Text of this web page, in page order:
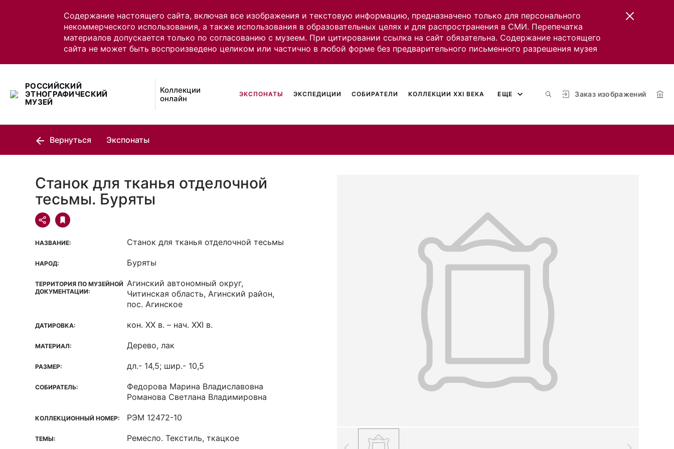
Содержание настоящего сайта, включая все изображения и текстовую информацию, предназначено только для персонального
некоммерческого использования, а также использования в образовательных целях и для распространения в СМИ. Перепечатка
материалов допускается только по согласованию с музеем. При цитировании ссылка на сайт обязательна. Содержание настоящего
сайта не может быть воспроизведено целиком или частично в любой форме без предварительного письменного разрешения музея
РОССИЙСКИЙ
ЭТНОГРАФИЧЕСКИЙ
МУЗЕЙ
Коллекции
онлайн
Заказ изображений
ЭКСПОНАТЫ ЭКСПЕДИЦИИ СОБИРАТЕЛИ КОЛЛЕКЦИИ XXI ВЕКА ЕЩЕ
Вернуться Экспонаты
Станок для тканья отделочной
тесьмы. Буряты
НАЗВАНИЕ: Станок для тканья отделочной тесьмы
НАРОД: Буряты
ТЕРРИТОРИЯ ПО МУЗЕЙНОЙ
ДОКУМЕНТАЦИИ:
Агинский автономный округ,
Читинская область, Агинский район,
пос. Агинское
ДАТИРОВКА: кон. XX в. – нач. XXI в.
МАТЕРИАЛ: Дерево, лак
РАЗМЕР: дл.- 14,5; шир.- 10,5
СОБИРАТЕЛЬ:
Федорова Марина Владиславовна
Романова Светлана Владимировна
КОЛЛЕКЦИОННЫЙ НОМЕР: РЭМ 12472-10
ТЕМЫ: Ремесло. Текстиль, ткацкое